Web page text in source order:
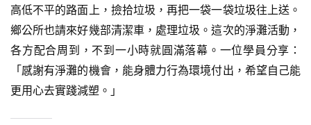
高低不平的路面上，撿拾垃圾，再把一袋一袋垃圾往上送。
鄉公所也請來好幾部清潔車，處理垃圾。這次的淨灘活動，
各方配合周到，不到一小時就圓滿落幕。一位學員分享：
「感謝有淨灘的機會，能身體力行為環境付出，希望自己能
更用心去實踐減塑。」